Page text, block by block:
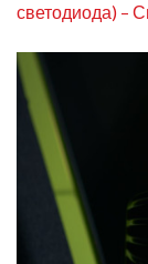
светодиода) –